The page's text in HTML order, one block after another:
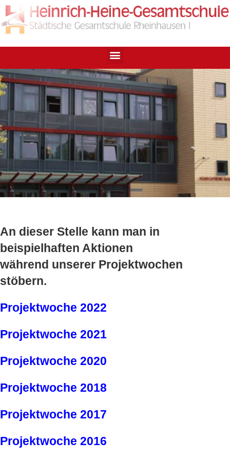
An dieser Stelle kann man in
beispielhaften Aktionen
während unserer Projektwochen
stöbern.
Projektwoche 2022
Projektwoche 2021
Projektwoche 2020
Projektwoche 2018
Projektwoche 2017
Projektwoche 2016